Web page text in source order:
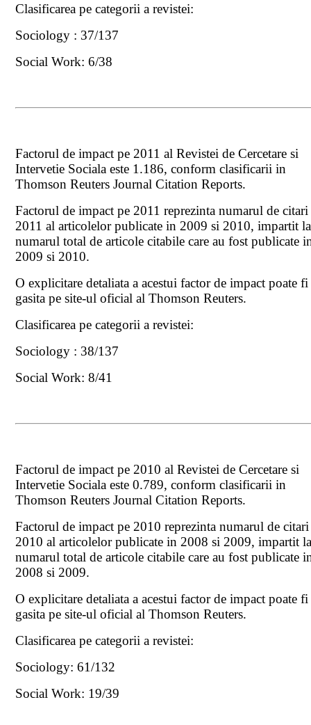
Clasificarea pe categorii a revistei:
Sociology : 37/137
Social Work: 6/38
Factorul de impact pe 2011 al Revistei de Cercetare si
Intervetie Sociala este 1.186, conform clasificarii in
Thomson Reuters Journal Citation Reports.
Factorul de impact pe 2011 reprezinta numarul de
2011 al articolelor publicate in 2009 si 2010, impartit la
numarul total de articole citabile care au fost publicate
2009 si 2010.
O explicitare detaliata a acestui factor de impact poate fi
gasita pe site-ul oficial al Thomson Reuters.
Clasificarea pe categorii a revistei:
Sociology : 38/137
Social Work: 8/41
Factorul de impact pe 2010 al Revistei de Cercetare si
Intervetie Sociala este 0.789, conform clasificarii in
Thomson Reuters Journal Citation Reports.
Factorul de impact pe 2010 reprezinta numarul de
2010 al articolelor publicate in 2008 si 2009, impartit
numarul total de articole citabile care au fost publicate
2008 si 2009.
O explicitare detaliata a acestui factor de impact poate fi
gasita pe site-ul oficial al Thomson Reuters.
Clasificarea pe categorii a revistei:
Sociology: 61/132
Social Work: 19/39